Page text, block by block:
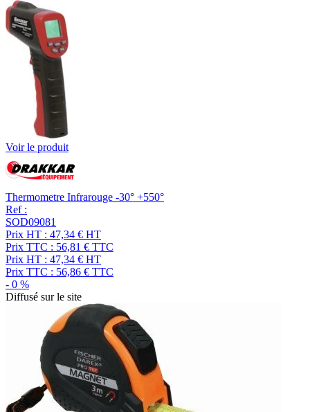
Voir le produit
Thermometre Infrarouge -30° +550°
Ref :
SOD09081
Prix HT : 47,34 € HT
Prix TTC : 56,81 € TTC
Prix HT : 47,34 € HT
Prix TTC : 56,86 € TTC
- 0 %
Diffusé sur le site